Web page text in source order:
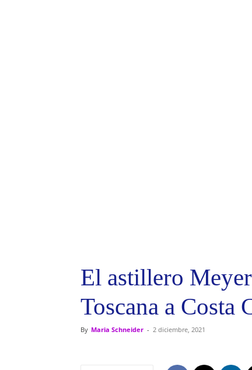
El astillero
Toscana a Costa
By Maria Schneider - 2 diciembre, 2021